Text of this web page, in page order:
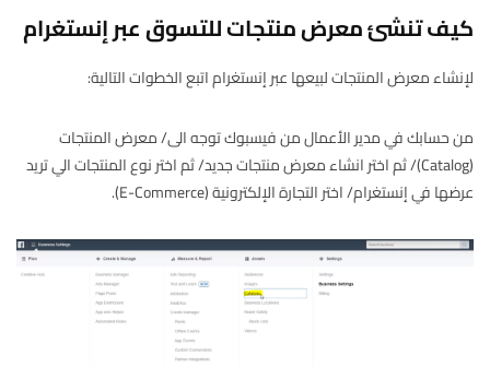
كيف تنشئ معرض منتجات للتسوق عبر إنستغرام
لإنشاء معرض المنتجات لبيعها عبر إنستغرام اتبع الخطوات التالية:
من حسابك في مدير الأعمال من فيسبوك توجه الى/ معرض المنتجات
(Catalog)/ ثم اختر انشاء معرض منتجات جديد/ ثم اختر نوع المنتجات الي تريد
عرضها في إنستغرام/ اختر التجارة الإلكترونية (E-Commerce).